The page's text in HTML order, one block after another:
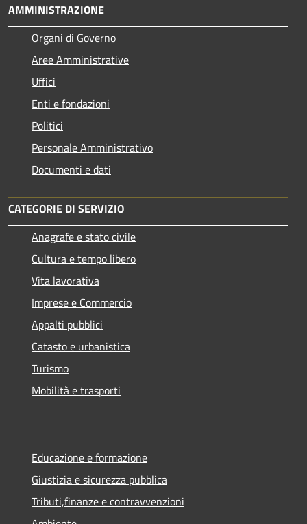
AMMINISTRAZIONE
Organi di Governo
Aree Amministrative
Uffici
Enti e fondazioni
Politici
Personale Amministrativo
Documenti e dati
CATEGORIE DI SERVIZIO
Anagrafe e stato civile
Cultura e tempo libero
Vita lavorativa
Imprese e Commercio
Appalti pubblici
Catasto e urbanistica
Turismo
Mobilità e trasporti
Educazione e formazione
Giustizia e sicurezza pubblica
Tributi,finanze e contravvenzioni